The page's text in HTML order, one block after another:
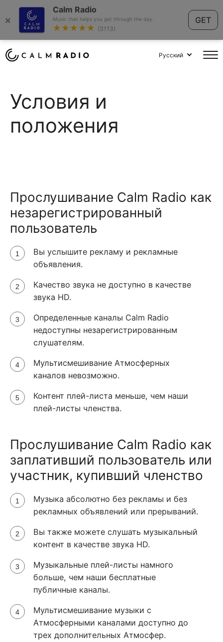
×
Calm Radio
Music that helps you get through the day.
★★★★★ (3113)
GET
Русский
Условия и
положения
Прослушивание Calm Radio как
незарегистрированный
пользователь
Вы услышите рекламу и рекламные
объявления.
Качество звука не доступно в качестве
звука HD.
Определенные каналы Calm Radio
недоступны незарегистрированным
слушателям.
Мультисмешивание Атмосферных
каналов невозможно.
Контент плей-листа меньше, чем наши
плей-листы членства.
Прослушивание Calm Radio как
заплативший пользователь или
участник, купивший членство
Музыка абсолютно без рекламы и без
рекламных объявлений или прерываний.
Вы также можете слушать музыкальный
контент в качестве звука HD.
Музыкальные плей-листы намного
больше, чем наши бесплатные
публичные каналы.
Мультисмешивание музыки с
Атмосферными каналами доступно до
трех дополнительных Атмосфер.